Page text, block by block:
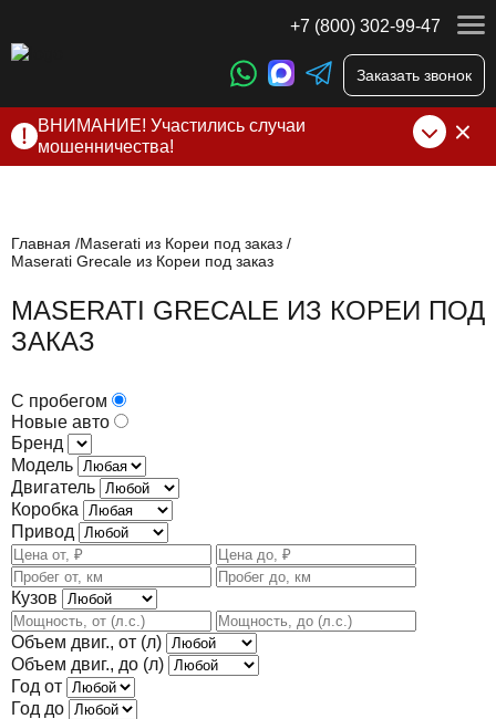
+7 (800) 302-99-47
Заказать звонок
ВНИМАНИЕ! Участились случаи
мошенничества!
нами по официальнымконтактам, указанным в соц сетях
и на сайте
Главная
Maserati из Кореи под заказ
Maserati Grecale из Кореи под заказ
MASERATI GRECALE ИЗ КОРЕИ ПОД
ЗАКАЗ
С пробегом
Новые авто
Бренд
Модель
Двигатель
Коробка
Привод
Кузов
Объем двиг., от (л)
Объем двиг., до (л)
Год от
Год до